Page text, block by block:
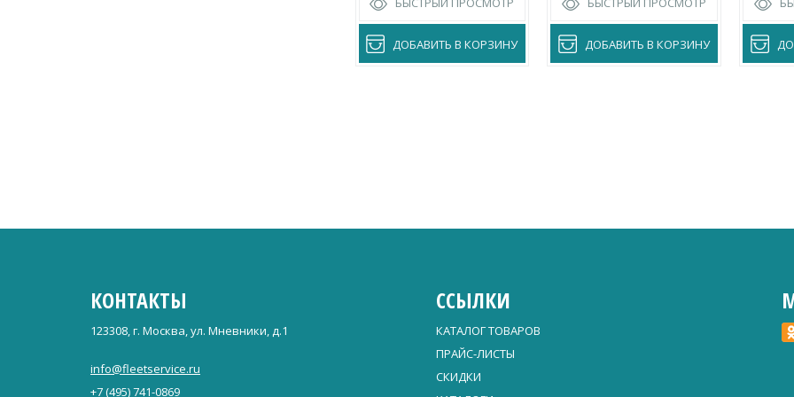
ДОБАВИТЬ В КОРЗИНУ ДОБАВИТЬ В КОРЗИНУ
КОНТАКТЫ
123308, г. Москва, ул. Мневники, д.1
info@fleetservice.ru
+7 (495) 741-0869
ССЫЛКИ
КАТАЛОГ ТОВАРОВ
ПРАЙС-ЛИСТЫ
СКИДКИ